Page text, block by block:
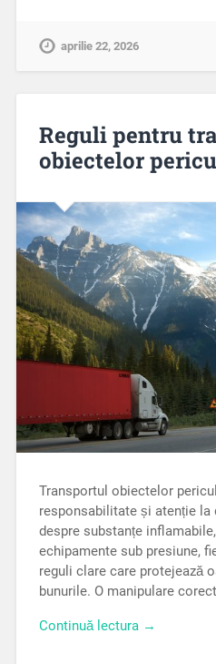
aprilie 22, 2026
Reguli pentru
obiectelor
Transportul obiectelor
responsabilitate și atenție la
despre substanțe
echipamente sub presiune,
reguli clare care protejează
bunurile. O manipulare
Continuă lectura →